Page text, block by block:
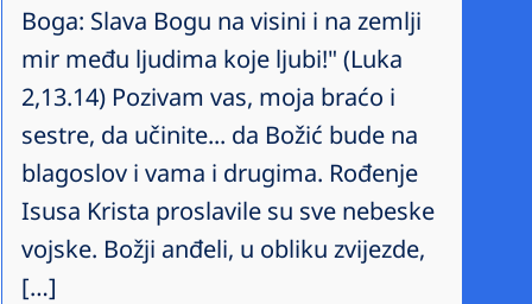
Boga: Slava Bogu na visini i na zemlji
mir među ljudima koje ljubi!" (Luka
2,13.14) Pozivam vas, moja braćo i
sestre, da učinite... da Božić bude na
blagoslov i vama i drugima. Rođenje
Isusa Krista proslavile su sve nebeske
vojske. Božji anđeli, u obliku zvijezde,
[…]